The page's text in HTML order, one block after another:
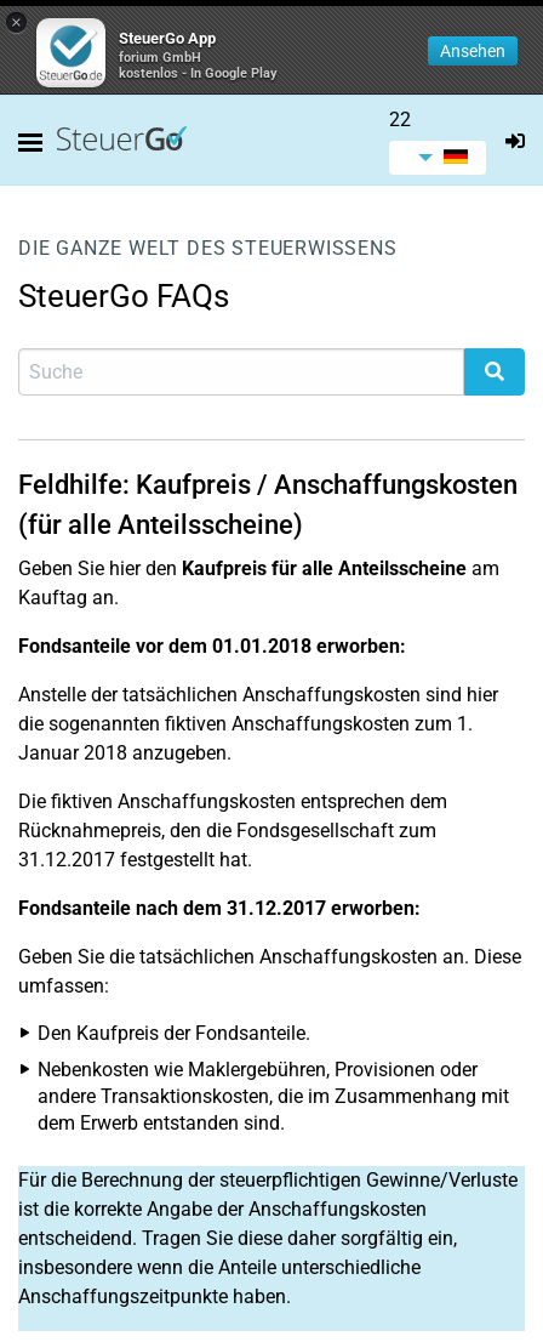
×
SteuerGo App
forium GmbH
kostenlos - In Google Play
Ansehen
22
DIE GANZE WELT DES STEUERWISSENS
SteuerGo FAQs
Feldhilfe: Kaufpreis / Anschaffungskosten
(für alle Anteilsscheine)
Geben Sie hier den Kaufpreis für alle Anteilsscheine am
Kauftag an.
Fondsanteile vor dem 01.01.2018 erworben:
Anstelle der tatsächlichen Anschaffungskosten sind hier
die sogenannten fiktiven Anschaffungskosten zum 1.
Januar 2018 anzugeben.
Die fiktiven Anschaffungskosten entsprechen dem
Rücknahmepreis, den die Fondsgesellschaft zum
31.12.2017 festgestellt hat.
Fondsanteile nach dem 31.12.2017 erworben:
Geben Sie die tatsächlichen Anschaffungskosten an. Diese
umfassen:
Den Kaufpreis der Fondsanteile.
Nebenkosten wie Maklergebühren, Provisionen oder
andere Transaktionskosten, die im Zusammenhang mit
dem Erwerb entstanden sind.
Für die Berechnung der steuerpflichtigen Gewinne/Verluste
ist die korrekte Angabe der Anschaffungskosten
entscheidend. Tragen Sie diese daher sorgfältig ein,
insbesondere wenn die Anteile unterschiedliche
Anschaffungszeitpunkte haben.